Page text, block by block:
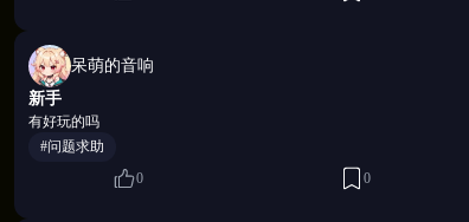
呆萌的音响
新手
有好玩的吗
#问题求助
0
0